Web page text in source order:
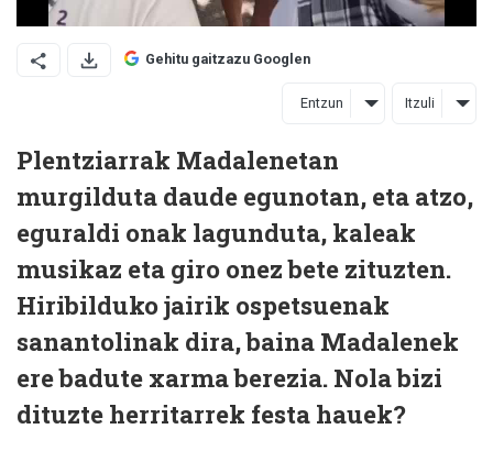
Gehitu gaitzazu Googlen
Entzun Itzuli
Plentziarrak Madalenetan
murgilduta daude egunotan, eta atzo,
eguraldi onak lagunduta, kaleak
musikaz eta giro onez bete zituzten.
Hiribilduko jairik ospetsuenak
sanantolinak dira, baina Madalenek
ere badute xarma berezia. Nola bizi
dituzte herritarrek festa hauek?